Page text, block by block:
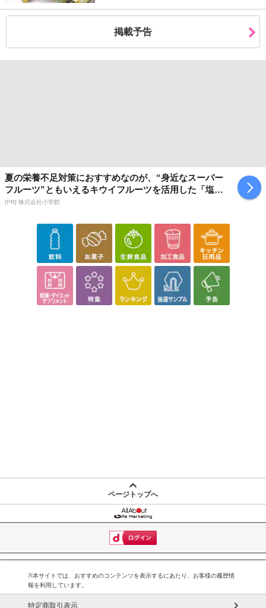
掲載予告
夏の栄養不足対策におすすめなのが、“身近なスーパー
フルーツ”ともいえるキウイフルーツを活用した「塩キ
ウイ」
[PR] 株式会社小学館
ページトップへ
※本サイトでは、おすすめのコンテンツを表示するにあたり、お客様の履歴情
報を利用しています。
特定商取引表示